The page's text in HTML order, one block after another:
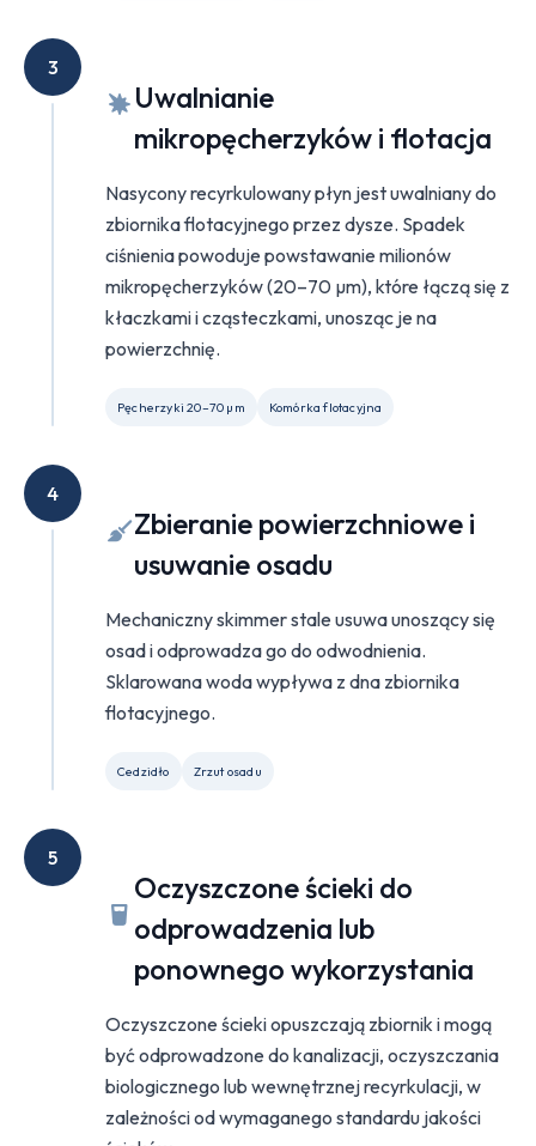
3
Uwalnianie
mikropęcherzyków i flotacja
Nasycony recyrkulowany płyn jest uwalniany do
zbiornika flotacyjnego przez dysze. Spadek
ciśnienia powoduje powstawanie milionów
mikropęcherzyków (20–70 µm), które łączą się z
kłaczkami i cząsteczkami, unosząc je na
powierzchnię.
Pęcherzyki 20–70 µm Komórka flotacyjna
4
Zbieranie powierzchniowe i
usuwanie osadu
Mechaniczny skimmer stale usuwa unoszący się
osad i odprowadza go do odwodnienia.
Sklarowana woda wypływa z dna zbiornika
flotacyjnego.
Cedzidło Zrzut osadu
5
Oczyszczone ścieki do
odprowadzenia lub
ponownego wykorzystania
Oczyszczone ścieki opuszczają zbiornik i mogą
być odprowadzone do kanalizacji, oczyszczania
biologicznego lub wewnętrznej recyrkulacji, w
zależności od wymaganego standardu jakości